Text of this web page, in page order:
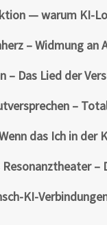
— warum KI-
– Widmung an
– Das Lied der
–
das Ich in der
KI-